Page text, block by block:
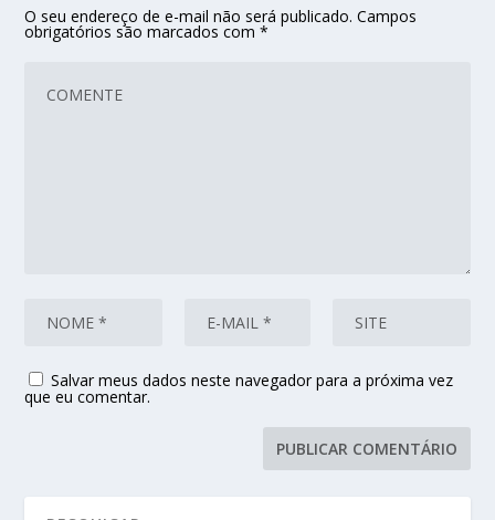
O seu endereço de e-mail não será publicado. Campos
obrigatórios são marcados com*
Salvar meus dados neste navegador para a próxima vez
que eu comentar.